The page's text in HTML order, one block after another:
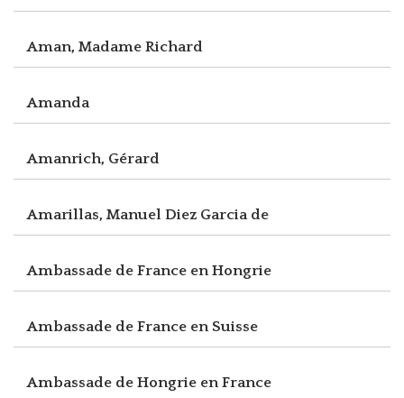
Aman, Madame Richard
Amanda
Amanrich, Gérard
Amarillas, Manuel Diez Garcia de
Ambassade de France en Hongrie
Ambassade de France en Suisse
Ambassade de Hongrie en France